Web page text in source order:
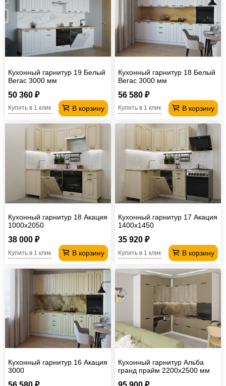
Кухонный гарнитур 19 Белый
Вегас 3000 мм
50 360 ₽
В корзину
Купить в 1 клик
Кухонный гарнитур 18 Белый
Вегас 3000 мм
56 580 ₽
В корзину
Купить в 1 клик
Кухонный гарнитур 18 Акация
1000х2050
38 000 ₽
В корзину
Купить в 1 клик
Кухонный гарнитур 17 Акация
1400х1450
35 920 ₽
В корзину
Купить в 1 клик
Кухонный гарнитур 16 Акация
3000
Кухонный гарнитур Альба
гранд прайм 2200х2500 мм